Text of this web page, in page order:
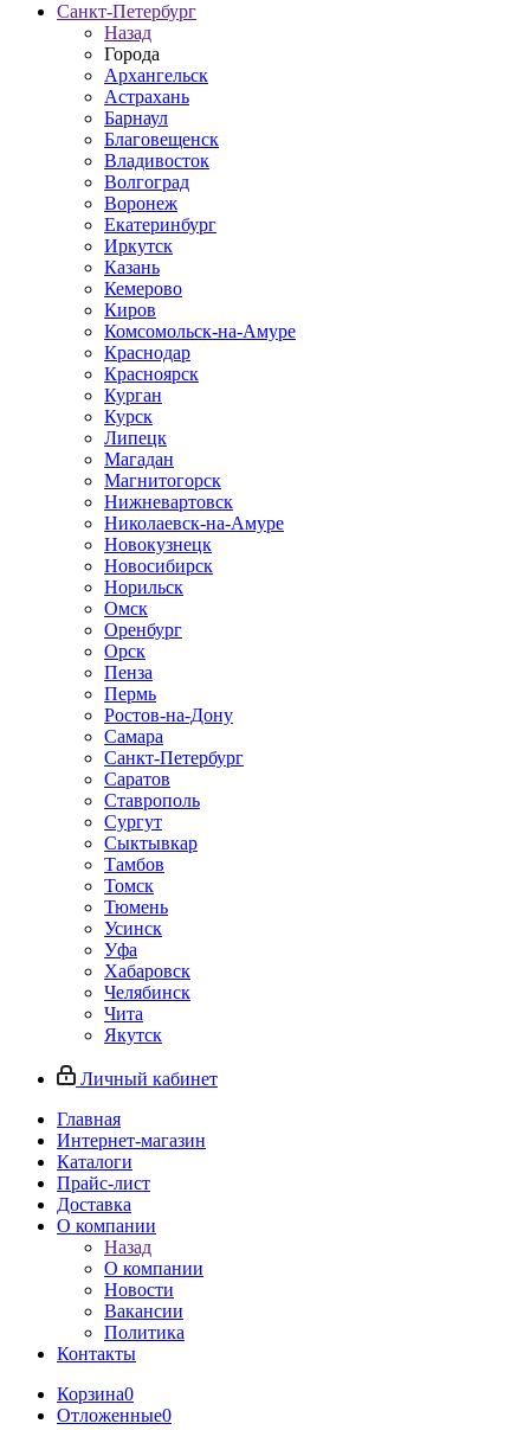
Санкт-Петербург
Назад
Города
Архангельск
Астрахань
Барнаул
Благовещенск
Владивосток
Волгоград
Воронеж
Екатеринбург
Иркутск
Казань
Кемерово
Киров
Комсомольск-на-Амуре
Краснодар
Красноярск
Курган
Курск
Липецк
Магадан
Магнитогорск
Нижневартовск
Николаевск-на-Амуре
Новокузнецк
Новосибирск
Норильск
Омск
Оренбург
Орск
Пенза
Пермь
Ростов-на-Дону
Самара
Санкт-Петербург
Саратов
Ставрополь
Сургут
Сыктывкар
Тамбов
Томск
Тюмень
Усинск
Уфа
Хабаровск
Челябинск
Чита
Якутск
Личный кабинет
Главная
Интернет-магазин
Каталоги
Прайс-лист
Доставка
О компании
Назад
О компании
Новости
Вакансии
Политика
Контакты
Корзина0
Отложенные0